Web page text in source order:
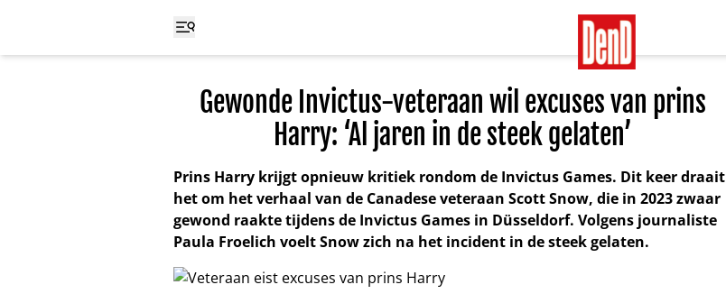
Gewonde Invictus-veteraan wil excuses van prins
Harry: ‘Al jaren in de steek gelaten’
Prins Harry krijgt opnieuw kritiek rondom de Invictus Games. Dit keer draait
het om het verhaal van de Canadese veteraan Scott Snow, die in 2023 zwaar
gewond raakte tijdens de Invictus Games in Düsseldorf. Volgens journaliste
Paula Froelich voelt Snow zich na het incident in de steek gelaten.